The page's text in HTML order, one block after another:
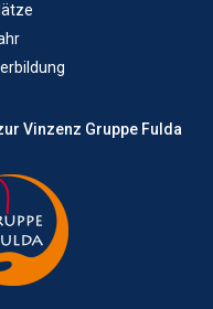
Vinzenz Gruppe Fulda